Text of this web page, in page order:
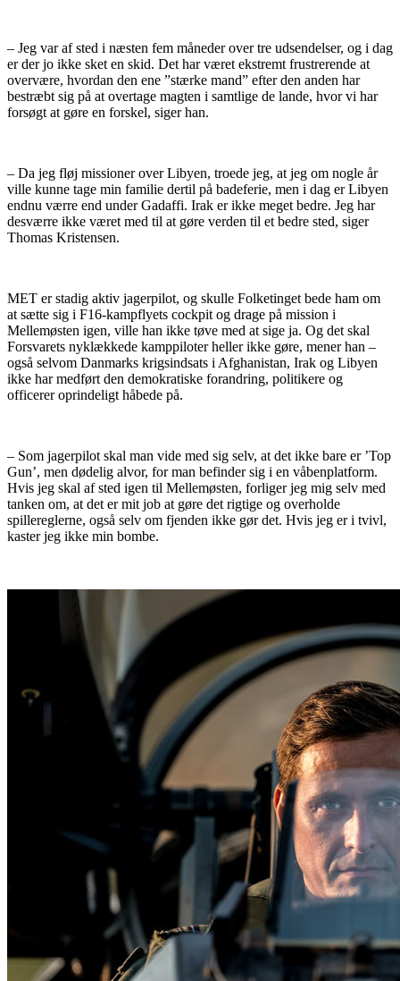
– Jeg var af sted i næsten fem måneder over tre udsendelser, og i dag
er der jo ikke sket en skid. Det har været ekstremt frustrerende at
overvære, hvordan den ene ”stærke mand” efter den anden har
bestræbt sig på at overtage magten i samtlige de lande, hvor vi har
forsøgt at gøre en forskel, siger han.
– Da jeg fløj missioner over Libyen, troede jeg, at jeg om nogle år
ville kunne tage min familie dertil på badeferie, men i dag er Libyen
endnu værre end under Gadaffi. Irak er ikke meget bedre. Jeg har
desværre ikke været med til at gøre verden til et bedre sted, siger
Thomas Kristensen.
MET er stadig aktiv jagerpilot, og skulle Folketinget bede ham om
at sætte sig i F16-kampflyets cockpit og drage på mission i
Mellemøsten igen, ville han ikke tøve med at sige ja. Og det skal
Forsvarets nyklækkede kamppiloter heller ikke gøre, mener han –
også selvom Danmarks krigsindsats i Afghanistan, Irak og Libyen
ikke har medført den demokratiske forandring, politikere og
officerer oprindeligt håbede på.
– Som jagerpilot skal man vide med sig selv, at det ikke bare er ’Top
Gun’, men dødelig alvor, for man befinder sig i en våbenplatform.
Hvis jeg skal af sted igen til Mellemøsten, forliger jeg mig selv med
tanken om, at det er mit job at gøre det rigtige og overholde
spillereglerne, også selv om fjenden ikke gør det. Hvis jeg er i tvivl,
kaster jeg ikke min bombe.